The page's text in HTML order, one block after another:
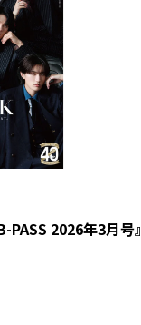
2026年3月号』